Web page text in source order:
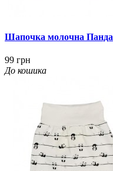
Шапочка молочна Панда
99 грн
До кошика